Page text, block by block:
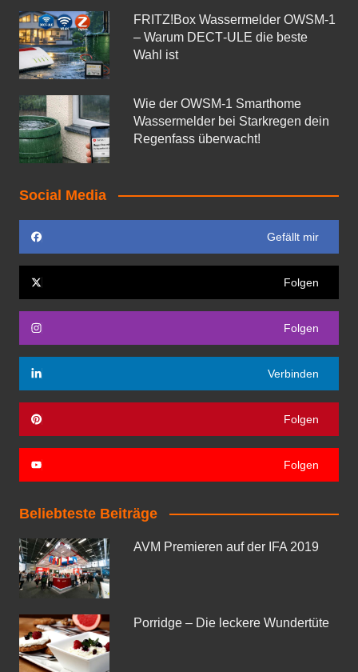
FRITZ!Box Wassermelder OWSM-1
– Warum DECT‑ULE die beste
Wahl ist
Wie der OWSM‑1 Smarthome
Wassermelder bei Starkregen dein
Regenfass überwacht!
Social Media
Gefällt mir
Folgen
Folgen
Verbinden
Folgen
Folgen
Beliebteste Beiträge
AVM Premieren auf der IFA 2019
Porridge – Die leckere Wundertüte